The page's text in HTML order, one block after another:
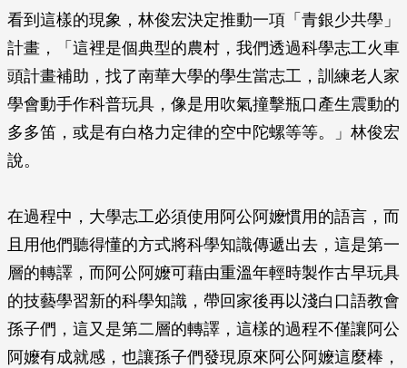
看到這樣的現象，林俊宏決定推動一項「青銀少共學」
計畫，「這裡是個典型的農村，我們透過科學志工火車
頭計畫補助，找了南華大學的學生當志工，訓練老人家
學會動手作科普玩具，像是用吹氣撞擊瓶口產生震動的
多多笛，或是有白格力定律的空中陀螺等等。」林俊宏
說。
在過程中，大學志工必須使用阿公阿嬤慣用的語言，而
且用他們聽得懂的方式將科學知識傳遞出去，這是第一
層的轉譯，而阿公阿嬤可藉由重溫年輕時製作古早玩具
的技藝學習新的科學知識，帶回家後再以淺白口語教會
孫子們，這又是第二層的轉譯，這樣的過程不僅讓阿公
阿嬤有成就感，也讓孫子們發現原來阿公阿嬤這麼棒，